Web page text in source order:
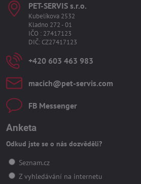
PET-SERVIS s​.r​.o​.
Kubelíkova 2532
Kladno 272 - 01
IČO : 27417123
DIČ: CZ27417123
+420 603 463 983
macich​@pet-servis​.com
FB Messenger
Anketa
Odkud jste se o nás dozvěděli?
Seznam.cz
Z vyhledávání na internetu